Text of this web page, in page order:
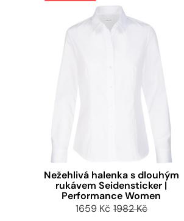
Nežehlivá halenka s dlouhým
rukávem Seidensticker |
Performance Women
1659 Kč 1982 Kč